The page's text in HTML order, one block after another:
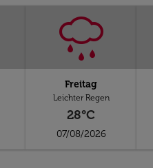
Freitag
Leichter Regen
28°C
07/08/2026